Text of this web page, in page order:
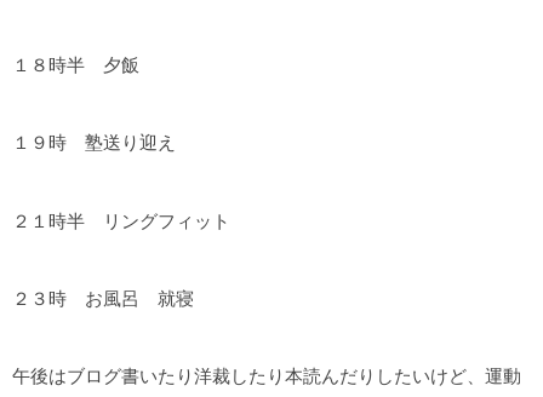
１８時半 夕飯
１９時 塾送り迎え
２１時半 リングフィット
２３時 お風呂 就寝
午後はブログ書いたり洋裁したり本読んだりしたいけど、運動